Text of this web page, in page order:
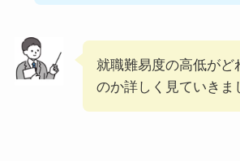
就職難易度の高低がど
のか詳しく見ていきま